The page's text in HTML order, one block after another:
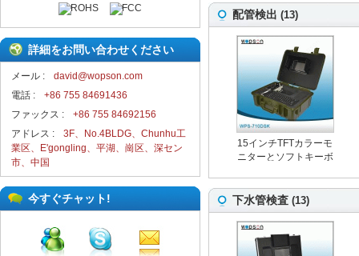
詳細をお問い合わせください
メール :
david@wopson.com
電話 :
+86 755 84691436
ファックス :
+86 755 84692156
アドレス :
3F、No.4BLDG、Chunhu工
業区、E'gongling、平湖、崗区、深セン
市、中国
今すぐチャット!
配管検出 (13)
15インチTFTカラーモ
ニターとソフトキーボ
下水管検査 (13)